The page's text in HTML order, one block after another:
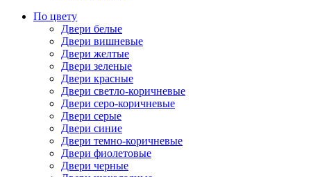
По цвету
Двери белые
Двери вишневые
Двери желтые
Двери зеленые
Двери красные
Двери светло-коричневые
Двери серо-коричневые
Двери серые
Двери синие
Двери темно-коричневые
Двери фиолетовые
Двери черные